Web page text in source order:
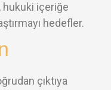
hukuki içeriğe
hedefler.
çıktıya